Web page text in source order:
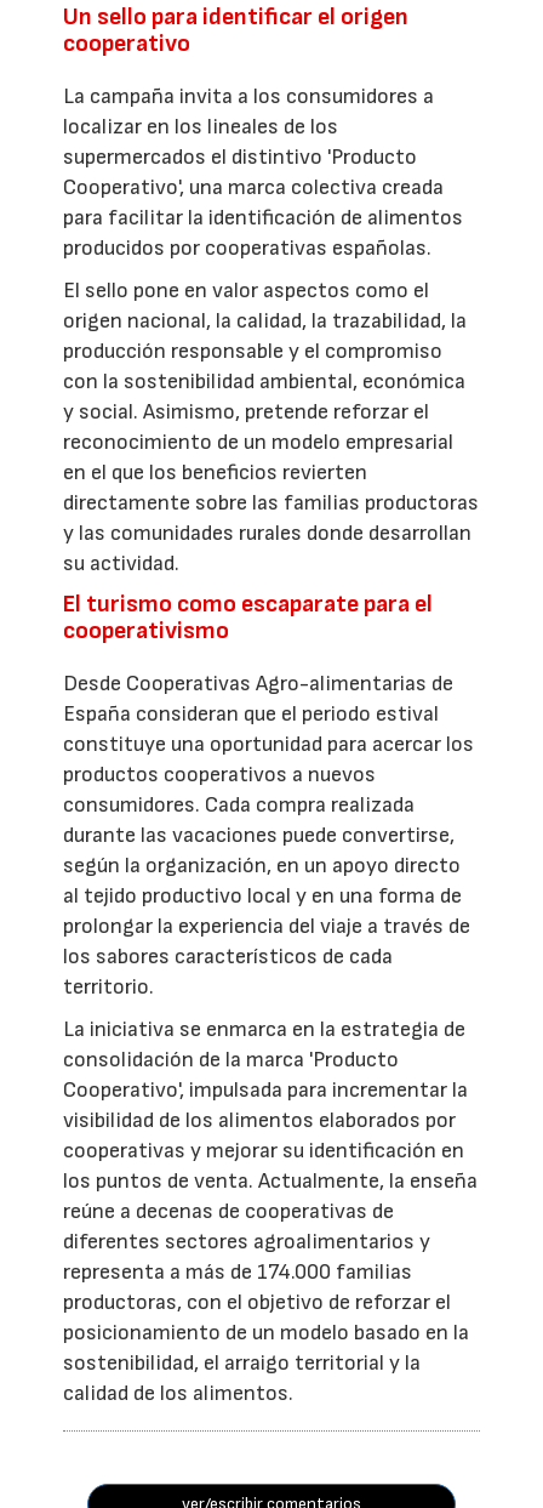
Un sello para identificar el origen
cooperativo
La campaña invita a los consumidores a
localizar en los lineales de los
supermercados el distintivo 'Producto
Cooperativo', una marca colectiva creada
para facilitar la identificación de alimentos
producidos por cooperativas españolas.
El sello pone en valor aspectos como el
origen nacional, la calidad, la trazabilidad, la
producción responsable y el compromiso
con la sostenibilidad ambiental, económica
y social. Asimismo, pretende reforzar el
reconocimiento de un modelo empresarial
en el que los beneficios revierten
directamente sobre las familias productoras
y las comunidades rurales donde desarrollan
su actividad.
El turismo como escaparate para el
cooperativismo
Desde Cooperativas Agro-alimentarias de
España consideran que el periodo estival
constituye una oportunidad para acercar los
productos cooperativos a nuevos
consumidores. Cada compra realizada
durante las vacaciones puede convertirse,
según la organización, en un apoyo directo
al tejido productivo local y en una forma de
prolongar la experiencia del viaje a través de
los sabores característicos de cada
territorio.
La iniciativa se enmarca en la estrategia de
consolidación de la marca 'Producto
Cooperativo', impulsada para incrementar la
visibilidad de los alimentos elaborados por
cooperativas y mejorar su identificación en
los puntos de venta. Actualmente, la enseña
reúne a decenas de cooperativas de
diferentes sectores agroalimentarios y
representa a más de 174.000 familias
productoras, con el objetivo de reforzar el
posicionamiento de un modelo basado en la
sostenibilidad, el arraigo territorial y la
calidad de los alimentos.